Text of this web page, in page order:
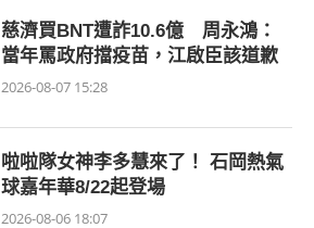
慈濟買BNT遭詐10.6億 周永鴻：
當年罵政府擋疫苗，江啟臣該道歉
2026-08-07 15:28
啦啦隊女神李多慧來了！ 石岡熱氣
球嘉年華8/22起登場
2026-08-06 18:07